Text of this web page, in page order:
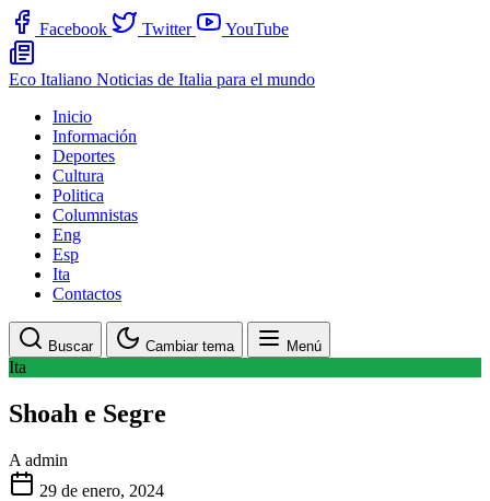
Facebook Twitter YouTube
Eco Italiano Noticias de Italia para el mundo
Inicio
Información
Deportes
Cultura
Politica
Columnistas
Eng
Esp
Ita
Contactos
Buscar Cambiar tema Menú
Ita
Shoah e Segre
A admin
29 de enero, 2024